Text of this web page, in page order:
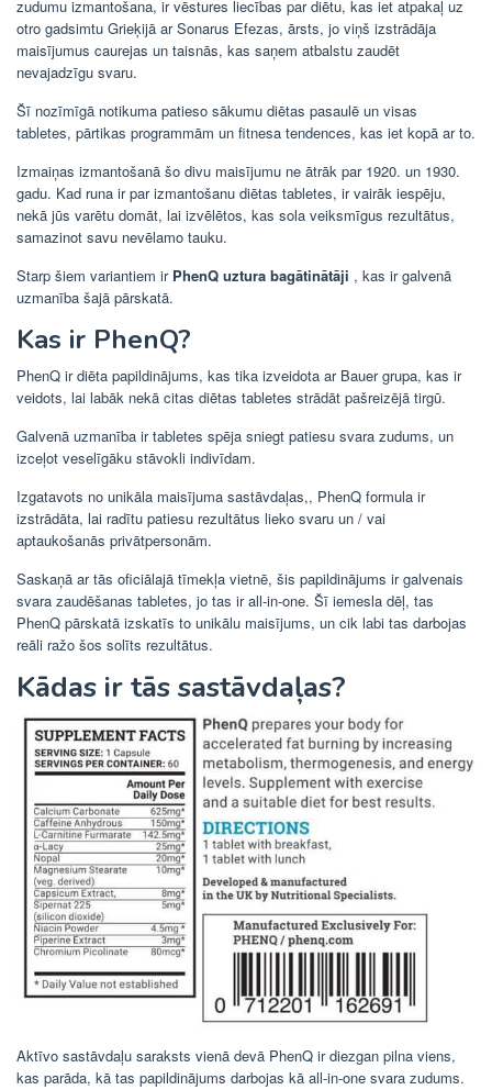
zudumu izmantošana, ir vēstures liecības par diētu, kas iet atpakaļ uz
otro gadsimtu Grieķijā ar Sonarus Efezas, ārsts, jo viņš izstrādāja
maisījumus caurejas un taisnās, kas saņem atbalstu zaudēt
nevajadzīgu svaru.
Šī nozīmīgā notikuma patieso sākumu diētas pasaulē un visas
tabletes, pārtikas programmām un fitnesa tendences, kas iet kopā ar to.
Izmaiņas izmantošanā šo divu maisījumu ne ātrāk par 1920. un 1930.
gadu. Kad runa ir par izmantošanu diētas tabletes, ir vairāk iespēju,
nekā jūs varētu domāt, lai izvēlētos, kas sola veiksmīgus rezultātus,
samazinot savu nevēlamo tauku.
Starp šiem variantiem ir PhenQ uztura bagātinātāji , kas ir galvenā
uzmanība šajā pārskatā.
Kas ir PhenQ?
PhenQ ir diēta papildinājums, kas tika izveidota ar Bauer grupa, kas ir
veidots, lai labāk nekā citas diētas tabletes strādāt pašreizējā tirgū.
Galvenā uzmanība ir tabletes spēja sniegt patiesu svara zudums, un
izceļot veselīgāku stāvokli indivīdam.
Izgatavots no unikāla maisījuma sastāvdaļas,, PhenQ formula ir
izstrādāta, lai radītu patiesu rezultātus lieko svaru un / vai
aptaukošanās privātpersonām.
Saskaņā ar tās oficiālajā tīmekļa vietnē, šis papildinājums ir galvenais
svara zaudēšanas tabletes, jo tas ir all-in-one. Šī iemesla dēļ, tas
PhenQ pārskatā izskatīs to unikālu maisījums, un cik labi tas darbojas
reāli ražo šos solīts rezultātus.
Kādas ir tās sastāvdaļas?
Aktīvo sastāvdaļu saraksts vienā devā PhenQ ir diezgan pilna viens,
kas parāda, kā tas papildinājums darbojas kā all-in-one svara zudums.